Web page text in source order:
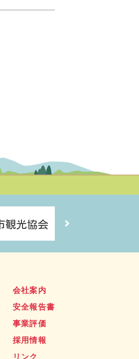
会社案内
安全報告書
事業評価
採用情報
リンク